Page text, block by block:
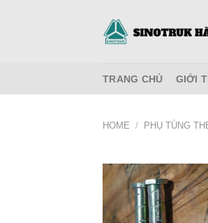
TRANG CHỦ GIỚI
HOME / PHỤ TÙNG